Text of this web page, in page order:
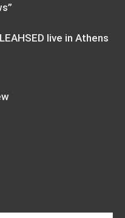
live in Athens